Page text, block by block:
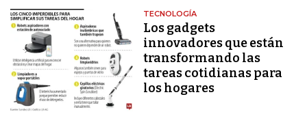
TECNOLOGÍA
Los gadgets
innovadores que están
transformando las
tareas cotidianas para
los hogares